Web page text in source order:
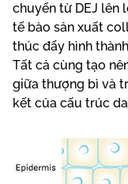
chuyển từ DEJ lên
tế bào sản xuất
thúc đẩy hình
Tất cả cùng tạo
giữa thượng bì và
kết của cấu trúc